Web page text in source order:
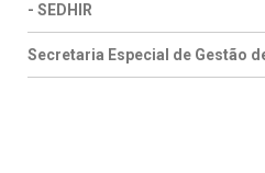
- SEDHIR
Secretaria Especial de Gestão